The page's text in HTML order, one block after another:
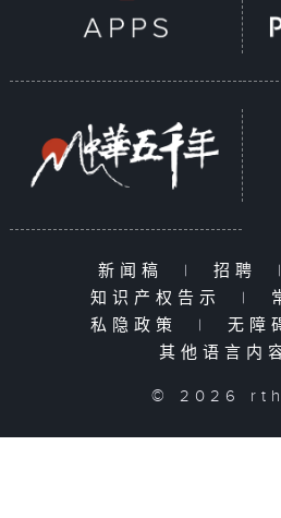
新闻稿 | 招聘 |
知识产权告示
|
私隐政策
| 无障
其他语言内
© 2026